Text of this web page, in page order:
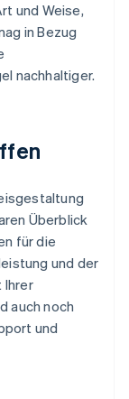
und Weise,
in Bezug
nachhaltiger.
Überblick
für die
und der
Ihrer
auch noch
und